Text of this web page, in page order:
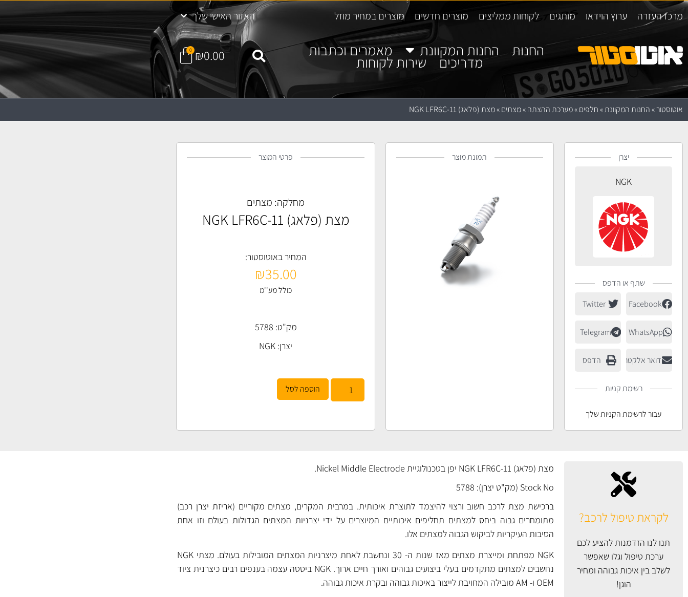
מרכז העזרה ערוץ הוידאו מותגים לקוחות ממליצים מוצרים חדשים מוצרים במחיר מוזל האזור האישי שלך
החנות החנות המקוונת מאמרים וכתבות
מדריכים שירות לקוחות ₪0.00
0
אוטוסטור»החנות המקוונת»חלפים»מערכת ההצתה»מצתים»מצת (פלאג) NGK LFR6C-11
יצרן
NGK
שתף או הדפס
Facebook
Twitter
WhatsApp
Telegram
דואר אלקטרוני הדפס
רשימת קניות
עבור לרשימת הקניות שלך
תמונת מוצר פרטי המוצר
מחלקה: מצתים
מצת (פלאג) NGK LFR6C-11
המחיר באוטוסטור:
₪35.00
כולל מע''מ
מק"ט: 5788
יצרן: NGK
הוספה לסל
לקראת טיפול לרכב?
תנו לנו הזדמנות להציע לכם
ערכת טיפול וגלו שאפשר
לשלב בין איכות גבוהה ומחיר
הוגן!
מצת (פלאג) NGK LFR6C-11 יפן בטכנולוגיית Nickel Middle Electrode.
Stock No (מק"ט יצרן): 5788
ברכישת מצת לרכב חשוב ורצוי להיצמד לתוצרת איכותית. במרבית המקרים, מצתים מקוריים (אריזת יצרן רכב)
מתומחרים גבוה ביחס למצתים תחליפים איכותיים המיוצרים על ידי יצרניות המצתים הגדולות בעולם וזו אחת
הסיבות העיקריות לביקוש הגבוה למצתים אלו.
NGK מפתחת ומייצרת מצתים מאז שנות ה- 30 ונחשבת לאחת מיצרניות המצתים המובילות בעולם. מצתי NGK
נחשבים למצתים מתקדמים בעלי ביצועים גבוהים ואורך חיים ארוך. NGK ביססה עצמה בענפים רבים כיצרנית ציוד
OEM ו- AM מובילה המחויבת לייצור באיכות גבוהה ובקרת איכות גבוהה.